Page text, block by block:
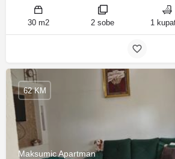
30 m2 2 sobe 1
Maksumic Apartman
62 KM